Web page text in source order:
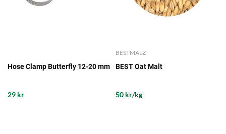
Hose Clamp Butterfly 12-20 mm
29 kr
BESTMALZ
BEST Oat Malt
50 kr/kg